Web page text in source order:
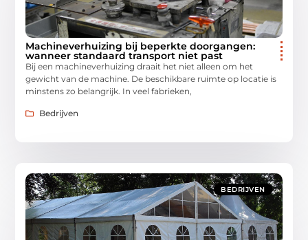
Machineverhuizing bij beperkte doorgangen:
wanneer standaard transport niet past
Bij een machineverhuizing draait het niet alleen om het
gewicht van de machine. De beschikbare ruimte op locatie is
minstens zo belangrijk. In veel fabrieken,
Bedrijven
BEDRIJVEN